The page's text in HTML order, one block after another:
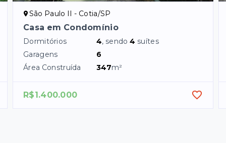
São Paulo II - Cotia/SP
Casa em Condomínio
Dormitórios 4, sendo4 suítes
Garagens
6
Área Construída
347m²
R$1.400.000